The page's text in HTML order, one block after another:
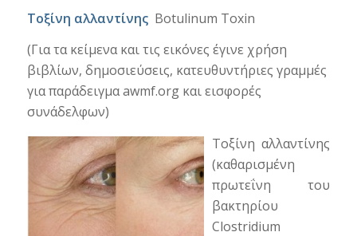
Τοξίνη αλλαντίνηςBotulinum Toxin
(Για τα κείμενα και τις εικόνες έγινε χρήση
βιβλίων, δημοσιεύσεις, κατευθυντήριες γραμμές
για παράδειγμα awmf.org και εισφορές
συνάδελφων)
Τοξίνη αλλαντίνης
(καθαρισμένη
πρωτεΐνη του
βακτηρίου
Clostridium